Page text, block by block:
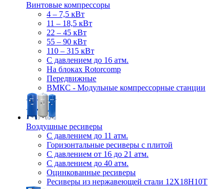
Винтовые компрессоры
4 – 7,5 кВт
11 – 18,5 кВт
22 – 45 кВт
55 – 90 кВт
110 – 315 кВт
С давлением до 16 атм.
На блоках Rotorcomp
Передвижные
ВМКС - Модульные компрессорные станции
Воздушные ресиверы
С давлением до 11 атм.
Горизонтальные ресиверы с плитой
С давлением от 16 до 21 атм.
С давлением до 40 атм.
Оцинкованные ресиверы
Ресиверы из нержавеющей стали 12Х18Н10Т